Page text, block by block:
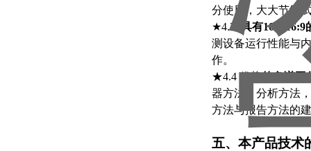
分使用，大大节约
★4.3
具有10寸
测设备运行性能与
作。
★4.4 优势的色谱工
器方法，分析方法
方法与报告方法的
五、本产品技术